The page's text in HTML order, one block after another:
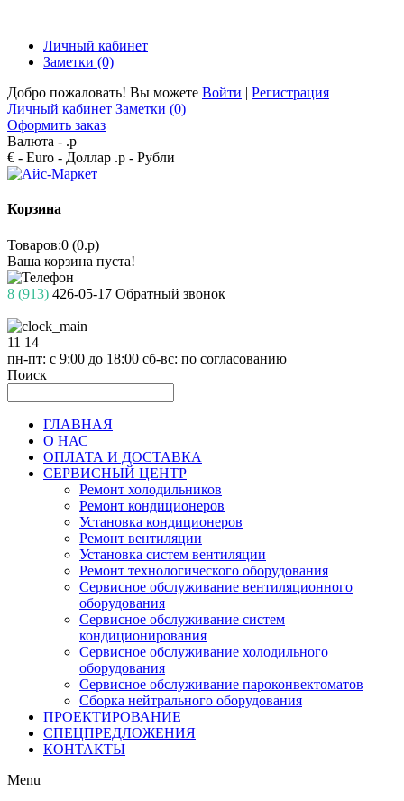
Личный кабинет
Заметки (0)
Добро пожаловать! Вы можете Войти | Регистрация
Личный кабинет Заметки (0)
Оформить заказ
Валюта - .р
€ - Euro - Доллар .р - Рубли
Корзина
Товаров:0 (0.р)
Ваша корзина пуста!
8 (913) 426-05-17 Обратный звонок
11 14
пн-пт: с 9:00 до 18:00 сб-вс: по согласованию
Поиск
ГЛАВНАЯ
О НАС
ОПЛАТА И ДОСТАВКА
СЕРВИСНЫЙ ЦЕНТР
Ремонт холодильников
Ремонт кондиционеров
Установка кондиционеров
Ремонт вентиляции
Установка систем вентиляции
Ремонт технологического оборудования
Cервисное обслуживание вентиляционного
оборудования
Cервисное обслуживание систем
кондиционирования
Cервисное обслуживание холодильного
оборудования
Сервисное обслуживание пароконвектоматов
Сборка нейтрального оборудования
ПРОЕКТИРОВАНИЕ
СПЕЦПРЕДЛОЖЕНИЯ
КОНТАКТЫ
Menu